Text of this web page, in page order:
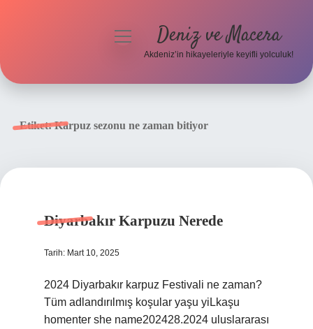
menüyü Deniz ve Macera
Akdeniz’in hikayeleriyle keyifli yolculuk!
Etiket:Karpuz sezonu ne zaman bitiyor
Diyarbakır Karpuzu Nerede
Tarih: Mart 10, 2025
2024 Diyarbakır karpuz Festivali ne zaman?
Tüm adlandırılmış koşular yaşu yiLkaşu
homenter she name202428.2024 uluslararası